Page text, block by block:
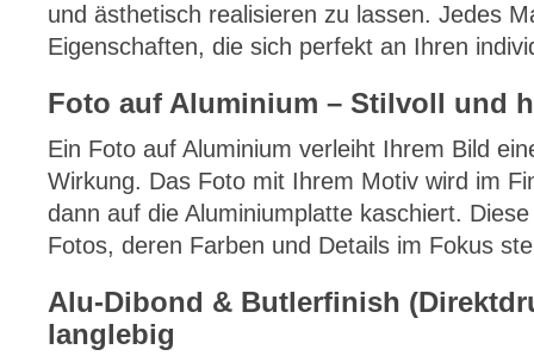
und ästhetisch realisieren zu lassen. Jedes
Eigenschaften, die sich perfekt an Ihren
Foto auf Aluminium – Stilvoll und
Ein Foto auf Aluminium verleiht Ihrem Bild
Wirkung. Das Foto mit Ihrem Motiv wird im
dann auf die Aluminiumplatte kaschiert.
Fotos, deren Farben und Details im Fokus
Alu-Dibond & Butlerfinish
langlebig